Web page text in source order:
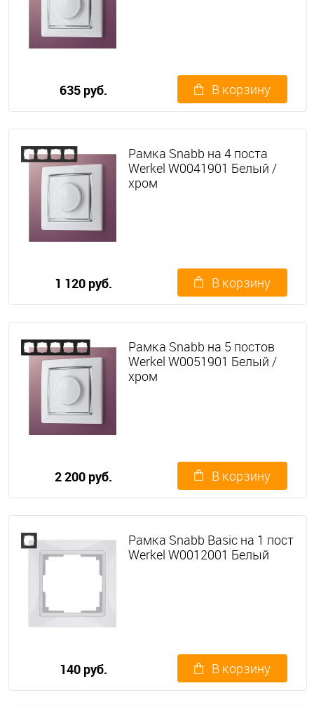
635 руб. В корзину
Рамка Snabb на 4 поста
Werkel W0041901 Белый /
хром
1 120 руб. В корзину
Рамка Snabb на 5 постов
Werkel W0051901 Белый /
хром
2 200 руб. В корзину
Рамка Snabb Basic на 1 пост
Werkel W0012001 Белый
140 руб. В корзину